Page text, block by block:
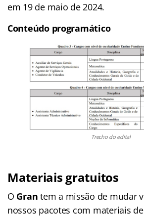
em 19 de maio de 2024.
Conteúdo programático
Trecho do edital
Materiais gratuitos
O Grantem a missão de mudar
nossos pacotes com materiais